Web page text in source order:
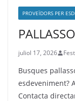
PROVEÏDORS PER
juliol 17, 2026
Busques
esdeveniment?
Contacta